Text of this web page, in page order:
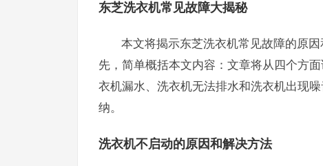
东芝洗衣机常见故障大揭秘
本文将揭示东芝洗衣机常见故障的原
先，简单概括本文内容：文章将从四个方
衣机漏水、洗衣机无法排水和洗衣机出现
纳。
洗衣机不启动的原因和解决方法